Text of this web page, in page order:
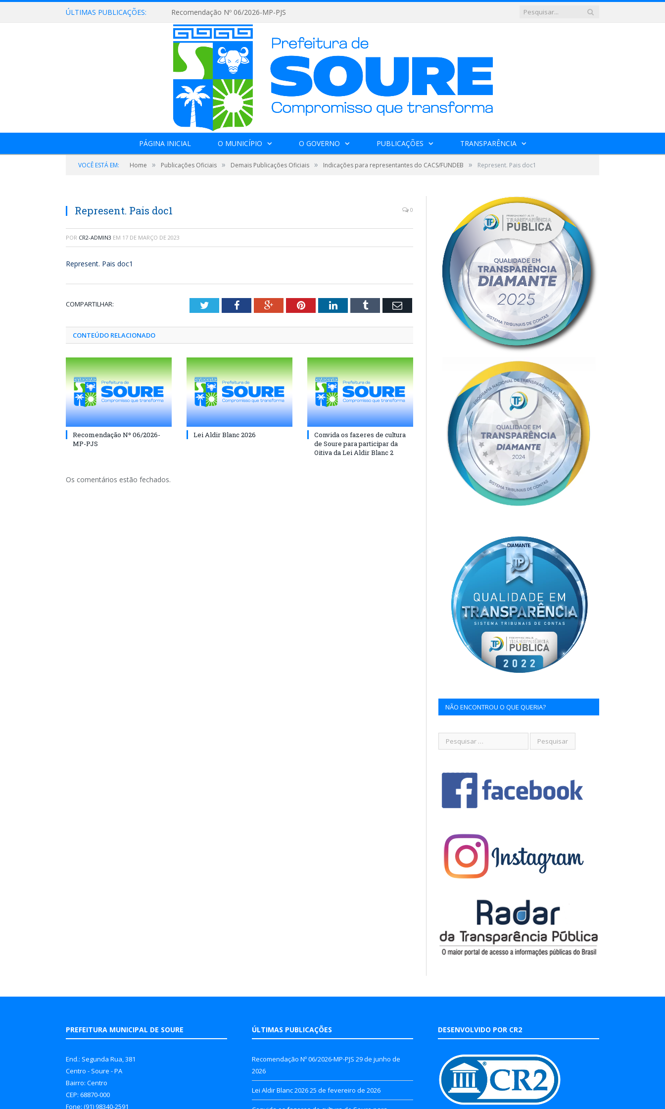
ÚLTIMAS PUBLICAÇÕES: Recomendação Nº 06/2026-MP-PJS
PÁGINA INICIAL O MUNICÍPIO O GOVERNO PUBLICAÇÕES TRANSPARÊNCIA
VOCÊ ESTÁ EM: Home » Publicações Oficiais » Demais Publicações Oficiais » Indicações para representantes do CACS/FUNDEB » Represent. Pais doc1
Represent. Pais doc1 0
POR CR2-ADMIN3 EM 17 DE MARÇO DE 2023
Represent. Pais doc1
COMPARTILHAR: TwitterFacebookGoogle+PinterestLinkedInTumblr Email
CONTEÚDO RELACIONADO
Recomendação Nº 06/2026-
MP-PJS
Lei Aldir Blanc 2026
Convida os fazeres de cultura
de Soure para participar da
Oitiva da Lei Aldir Blanc 2
Os comentários estão fechados.
NÃO ENCONTROU O QUE QUERIA?
PREFEITURA MUNICIPAL DE SOURE
End.: Segunda Rua, 381
Centro - Soure - PA
Bairro: Centro
CEP: 68870-000
Fone: (91) 98340-2591
ÚLTIMAS PUBLICAÇÕES
Recomendação Nº 06/2026-MP-PJS 29 de junho de
2026
Lei Aldir Blanc 202625 de fevereiro de 2026
DESENVOLVIDO POR CR2